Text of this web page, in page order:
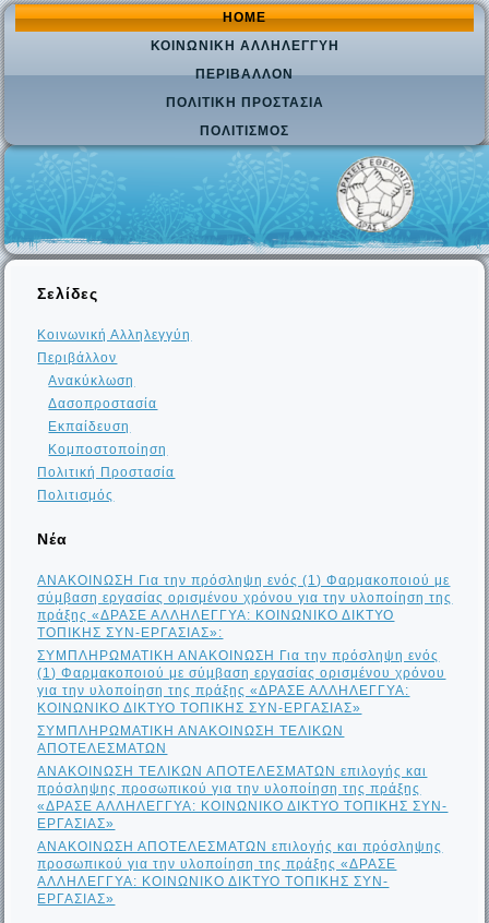
HOME
ΚΟΙΝΩΝΙΚΉ ΑΛΛΗΛΕΓΓΎΗ
ΠΕΡΙΒΆΛΛΟΝ
ΠΟΛΙΤΙΚΉ ΠΡΟΣΤΑΣΊΑ
ΠΟΛΙΤΙΣΜΌΣ
Σελίδες
Κοινωνική Αλληλεγγύη
Περιβάλλον
Ανακύκλωση
Δασοπροστασία
Εκπαίδευση
Κομποστοποίηση
Πολιτική Προστασία
Πολιτισμός
Νέα
ΑΝΑΚΟΙΝΩΣΗ Για την πρόσληψη ενός (1) Φαρμακοποιού με
σύμβαση εργασίας ορισμένου χρόνου για την υλοποίηση της
πράξης «ΔΡΑΣΕ ΑΛΛΗΛΕΓΓΥΑ: ΚΟΙΝΩΝΙΚΟ ΔΙΚΤΥΟ
ΤΟΠΙΚΗΣ ΣΥΝ-ΕΡΓΑΣΙΑΣ»:
ΣΥΜΠΛΗΡΩΜΑΤΙΚΗ ΑΝΑΚΟΙΝΩΣΗ Για την πρόσληψη ενός
(1) Φαρμακοποιού με σύμβαση εργασίας ορισμένου χρόνου
για την υλοποίηση της πράξης «ΔΡΑΣΕ ΑΛΛΗΛΕΓΓΥΑ:
ΚΟΙΝΩΝΙΚΟ ΔΙΚΤΥΟ ΤΟΠΙΚΗΣ ΣΥΝ-ΕΡΓΑΣΙΑΣ»
ΣΥΜΠΛΗΡΩΜΑΤΙΚΗ ΑΝΑΚΟΙΝΩΣΗ ΤΕΛΙΚΩΝ
ΑΠΟΤΕΛΕΣΜΑΤΩΝ
ΑΝΑΚΟΙΝΩΣΗ ΤΕΛΙΚΩΝ ΑΠΟΤΕΛΕΣΜΑΤΩΝ επιλογής και
πρόσληψης προσωπικού για την υλοποίηση της πράξης
«ΔΡΑΣΕ ΑΛΛΗΛΕΓΓΥΑ: ΚΟΙΝΩΝΙΚΟ ΔΙΚΤΥΟ ΤΟΠΙΚΗΣ ΣΥΝ-
ΕΡΓΑΣΙΑΣ»
ΑΝΑΚΟΙΝΩΣΗ ΑΠΟΤΕΛΕΣΜΑΤΩΝ επιλογής και πρόσληψης
προσωπικού για την υλοποίηση της πράξης «ΔΡΑΣΕ
ΑΛΛΗΛΕΓΓΥΑ: ΚΟΙΝΩΝΙΚΟ ΔΙΚΤΥΟ ΤΟΠΙΚΗΣ ΣΥΝ-
ΕΡΓΑΣΙΑΣ»